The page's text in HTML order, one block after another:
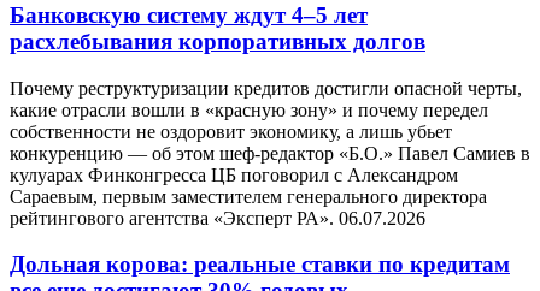
Банковскую систему ждут 4–5 лет
расхлебывания корпоративных долгов
Почему реструктуризации кредитов достигли опасной черты,
какие отрасли вошли в «красную зону» и почему передел
собственности не оздоровит экономику, а лишь убьет
конкуренцию — об этом шеф-редактор «Б.О.» Павел Самиев в
кулуарах Финконгресса ЦБ поговорил с Александром
Сараевым, первым заместителем генерального директора
рейтингового агентства «Эксперт РА». 06.07.2026
Дольная корова: реальные ставки по кредитам